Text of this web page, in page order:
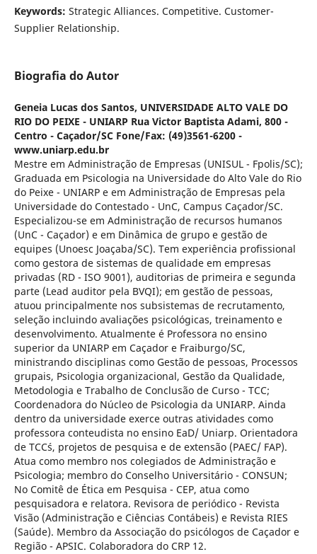
Keywords: Strategic Alliances. Competitive. Customer-
Supplier Relationship.
Biografia do Autor
Geneia Lucas dos Santos, UNIVERSIDADE ALTO VALE DO
RIO DO PEIXE - UNIARP Rua Victor Baptista Adami, 800 -
Centro - Caçador/SC Fone/Fax: (49)3561-6200 -
www.uniarp.edu.br
Mestre em Administração de Empresas (UNISUL - Fpolis/SC);
Graduada em Psicologia na Universidade do Alto Vale do Rio
do Peixe - UNIARP e em Administração de Empresas pela
Universidade do Contestado - UnC, Campus Caçador/SC.
Especializou-se em Administração de recursos humanos
(UnC - Caçador) e em Dinâmica de grupo e gestão de
equipes (Unoesc Joaçaba/SC). Tem experiência profissional
como gestora de sistemas de qualidade em empresas
privadas (RD - ISO 9001), auditorias de primeira e segunda
parte (Lead auditor pela BVQI); em gestão de pessoas,
atuou principalmente nos subsistemas de recrutamento,
seleção incluindo avaliações psicológicas, treinamento e
desenvolvimento. Atualmente é Professora no ensino
superior da UNIARP em Caçador e Fraiburgo/SC,
ministrando disciplinas como Gestão de pessoas, Processos
grupais, Psicologia organizacional, Gestão da Qualidade,
Metodologia e Trabalho de Conclusão de Curso - TCC;
Coordenadora do Núcleo de Psicologia da UNIARP. Ainda
dentro da universidade exerce outras atividades como
professora conteudista no ensino EaD/ Uniarp. Orientadora
de TCC´s, projetos de pesquisa e de extensão (PAEC/ FAP).
Atua como membro nos colegiados de Administração e
Psicologia; membro do Conselho Universitário - CONSUN;
No Comitê de Ética em Pesquisa - CEP, atua como
pesquisadora e relatora. Revisora de periódico - Revista
Visão (Administração e Ciências Contábeis) e Revista RIES
(Saúde). Membro da Associação do psicólogos de Caçador e
Região - APSIC. Colaboradora do CRP 12.